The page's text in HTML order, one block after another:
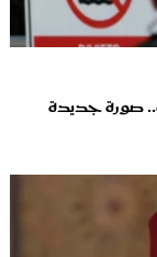
صورة جديدة